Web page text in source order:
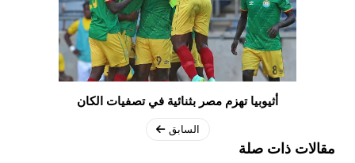
أثيوبيا تهزم مصر بثنائية في تصفيات الكان
السابق
مقالات ذات صلة